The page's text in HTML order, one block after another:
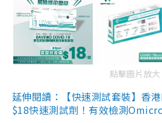
點擊圖片放大
延伸閱讀：【快速測試套裝】香
$18快速測試劑！有效檢測